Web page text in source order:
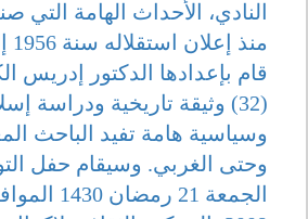
النادي، الأحداث الهامة
قام بإعدادها الدكتور إدريس
(32) وثيقة تاريخية ودراسة
وسياسية هامة تفيد الباحث
وحتى الغربي. وسيقام حفل